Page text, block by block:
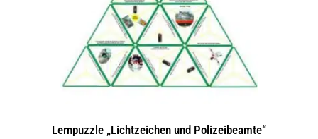
Lernpuzzle „Lichtzeichen und Polizeibeamte“